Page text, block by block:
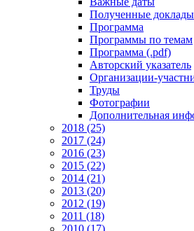
Полученные доклады
Программа
Программы по темам
Программа (.pdf)
Авторский указатель
Организации-
Труды
Фотографии
Дополнительная
2018 (25)
2017 (24)
2016 (23)
2015 (22)
2014 (21)
2013 (20)
2012 (19)
2011 (18)
2010 (17)